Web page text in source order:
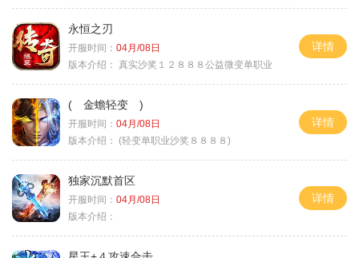
永恒之刃
开服时间： 04月/08日
版本介绍： 真实沙奖１２８８８公益微变单职业
详情
( 金蟾轻变 )
开服时间： 04月/08日
版本介绍： (轻变单职业沙奖８８８８)
详情
独家沉默首区
开服时间： 04月/08日
版本介绍：
详情